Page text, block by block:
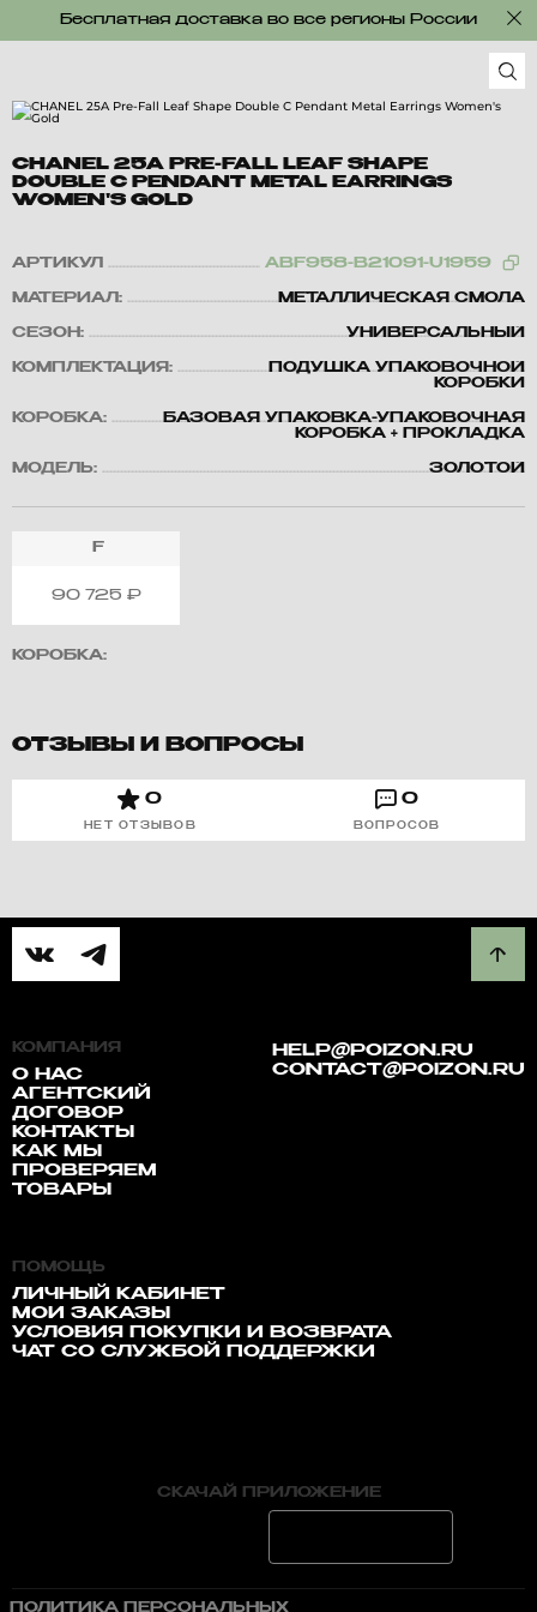
Бесплатная доставка во все регионы России
CHANEL 25A PRE-FALL LEAF SHAPE
DOUBLE C PENDANT METAL EARRINGS
WOMEN'S GOLD
АРТИКУЛ ABF958-B21091-U1959
МАТЕРИАЛ: МЕТАЛЛИЧЕСКАЯ СМОЛА
СЕЗОН: УНИВЕРСАЛЬНЫЙ
КОМПЛЕКТАЦИЯ:
ПОДУШКА УПАКОВОЧНОЙ
КОРОБКИ
КОРОБКА:
БАЗОВАЯ УПАКОВКА-УПАКОВОЧНАЯ
КОРОБКА + ПРОКЛАДКА
МОДЕЛЬ: ЗОЛОТОЙ
F
90 725 ₽
КОРОБКА:
ОТЗЫВЫ И ВОПРОСЫ
0
НЕТ ОТЗЫВОВ
0
ВОПРОСОВ
КОМПАНИЯ
О НАС
АГЕНТСКИЙ
ДОГОВОР
КОНТАКТЫ
КАК МЫ
ПРОВЕРЯЕМ
ТОВАРЫ
HELP@POIZON.RU
CONTACT@POIZON.RU
ПОМОЩЬ
ЛИЧНЫЙ КАБИНЕТ
МОИ ЗАКАЗЫ
УСЛОВИЯ ПОКУПКИ И ВОЗВРАТА
ЧАТ СО СЛУЖБОЙ ПОДДЕРЖКИ
СКАЧАЙ ПРИЛОЖЕНИЕ
ПОЛИТИКА ПЕРСОНАЛЬНЫХ